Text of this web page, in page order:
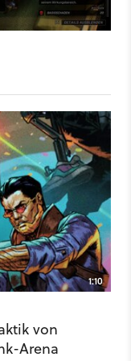
Zeit, in der
Spiele der Art
1:10
von
Arena